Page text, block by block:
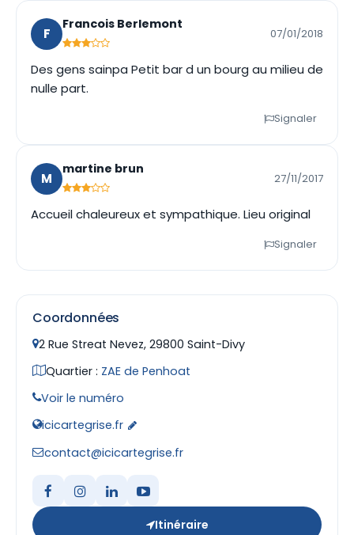
F
Francois Berlemont
07/01/2018
Des gens sainpa Petit bar d un bourg au milieu de
nulle part.
Signaler
M
martine brun
27/11/2017
Accueil chaleureux et sympathique. Lieu original
Signaler
Coordonnées
2 Rue Streat Nevez, 29800 Saint-Divy
Quartier : ZAE de Penhoat
Voir le numéro
icicartegrise.fr
contact@icicartegrise.fr
Itinéraire